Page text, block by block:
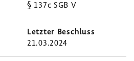
§ 137c SGB V
21.03.2024